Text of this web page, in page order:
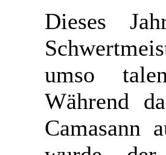
Dieses
umso
Während
Camasann